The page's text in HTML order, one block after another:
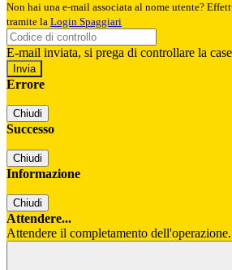
Non hai una e-mail associata al nome utente?
tramite la Login Spaggiari
E-mail inviata, si prega di controllare la
Errore
Chiudi
Successo
Chiudi
Informazione
Chiudi
Attendere...
Attendere il completamento